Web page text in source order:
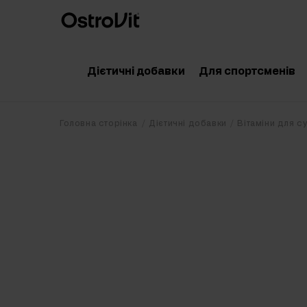
Дієтичні добавки Для спортсменів
Головна сторінка Дієтичні добавки Вітаміни для